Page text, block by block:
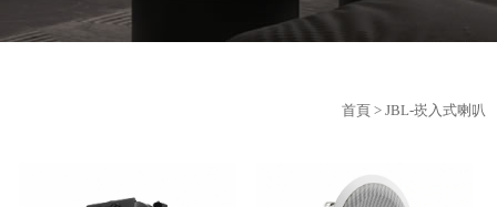
首頁 > JBL-崁入式喇叭